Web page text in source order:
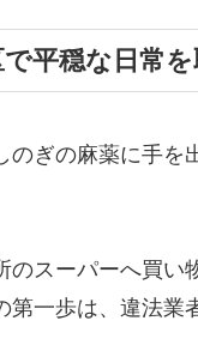
平穏な日常
のぎの麻薬に手
のスーパーへ買い
第一歩は、違法業